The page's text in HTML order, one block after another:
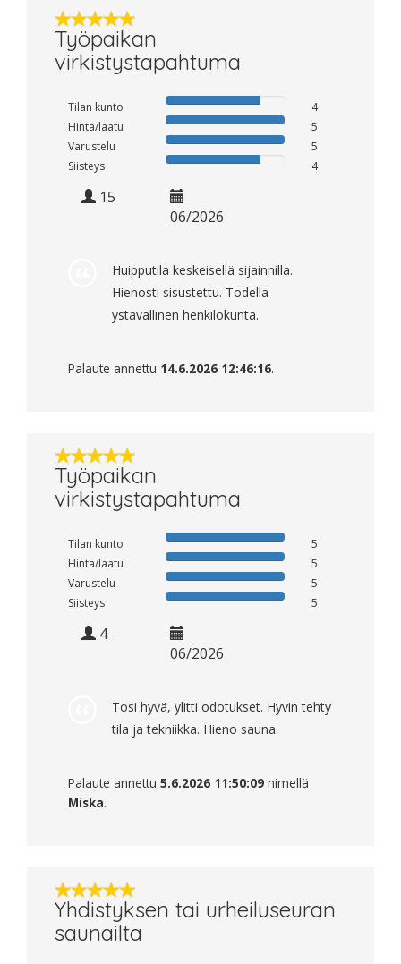
Työpaikan
virkistystapahtuma
Tilan kunto
4
Hinta/laatu
5
Varustelu
5
Siisteys
4
15
06/2026
Huipputila keskeisellä sijainnilla.
Hienosti sisustettu. Todella
ystävällinen henkilökunta.
Palaute annettu 14.6.2026 12:46:16.
Työpaikan
virkistystapahtuma
Tilan kunto
5
Hinta/laatu
5
Varustelu
5
Siisteys
5
4
06/2026
Tosi hyvä, ylitti odotukset. Hyvin tehty
tila ja tekniikka. Hieno sauna.
Palaute annettu 5.6.2026 11:50:09 nimellä
Miska.
Yhdistyksen tai urheiluseuran
saunailta